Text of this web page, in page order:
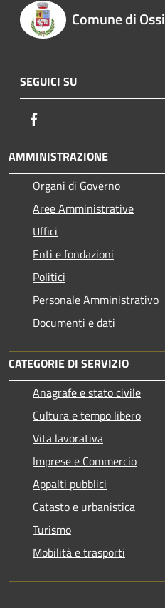
Comune di Ossi
SEGUICI SU
AMMINISTRAZIONE
Organi di Governo
Aree Amministrative
Uffici
Enti e fondazioni
Politici
Personale Amministrativo
Documenti e dati
CATEGORIE DI SERVIZIO
Anagrafe e stato civile
Cultura e tempo libero
Vita lavorativa
Imprese e Commercio
Appalti pubblici
Catasto e urbanistica
Turismo
Mobilità e trasporti